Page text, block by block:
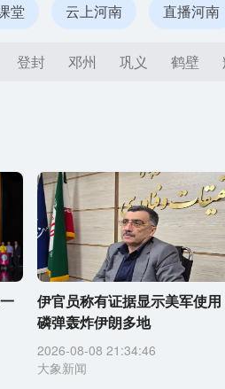
堂 云上河南 直播河南
登封 邓州 巩义 鹤壁
伊官员称有证据显示美军使用
磷弹轰炸伊朗多地
2026-08-08 21:34:46
大象新闻